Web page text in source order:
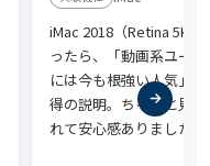
iMac 2018（Retina 5K）
ったら、「動画系ユー
には今も根強い人気」
得の説明。ちゃんと見
れて安心感ありました。